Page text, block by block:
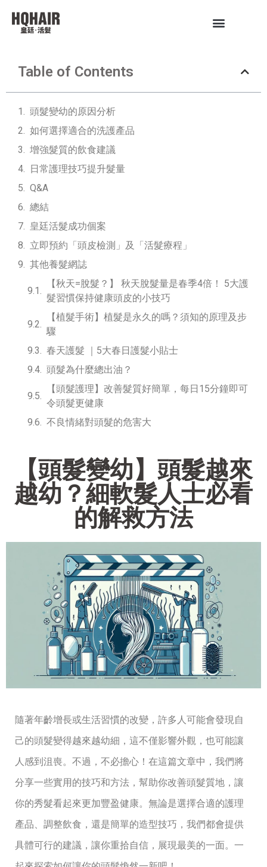
Table of Contents
頭髮變幼的原因分析
如何選擇適合的洗護產品
增強髮質的飲食建議
日常護理技巧提升髮量
Q&A
總結
皇廷活髮成功個案
立即預約「頭皮檢測」及「活髮療程」
其他養髮網誌
【秋天=脫髮？】 秋天脫髮量是春季4倍！ 5大護
髮習慣保持健康頭皮的小技巧
【植髮手術】植髮是永久的嗎？須知的原理及步
驟
春天護髮 ｜5大春日護髮小貼士
頭髮為什麼總出油？
【頭髮護理】改善髮質好簡單，每日15分鐘即可
令頭髮更健康
不良情緒對頭髮的危害大
【頭髮變幼】頭髮越來
越幼？細軟髮人士必看
的解救方法
隨著年齡增長或生活習慣的改變，許多人可能會發現自
己的頭髮變得越來越幼細，這不僅影響外觀，也可能讓
人感到沮喪。不過，不必擔心！在這篇文章中，我們將
分享一些實用的技巧和方法，幫助你改善頭髮質地，讓
你的秀髮看起來更加豐盈健康。無論是選擇合適的護理
產品、調整飲食，還是簡單的造型技巧，我們都會提供
具體可行的建議，讓你重拾自信，展現最美的一面。一